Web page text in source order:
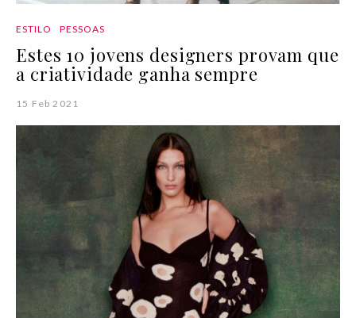
ESTILO PESSOAS
Estes 10 jovens designers provam que
a criatividade ganha sempre
15 Feb 2021